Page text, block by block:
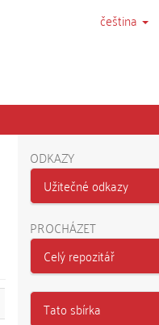
čeština
ODKAZY
Užitečné odkazy
PROCHÁZET
Celý repozitář
Tato sbírka